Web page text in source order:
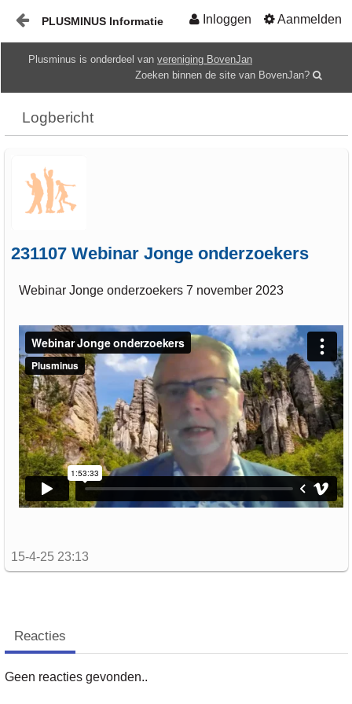
Inloggen Aanmelden
PLUSMINUS Informatie
Start
Mediatheek
Gids
Plusminus is onderdeel van vereniging BovenJan
Zoeken binnen de site van BovenJan?
Logbericht
231107 Webinar Jonge onderzoekers
Webinar Jonge onderzoekers 7 november 2023
15-4-25 23:13
Reacties
Geen reacties gevonden..